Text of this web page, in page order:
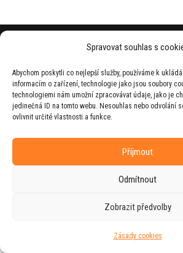
Spravovat souhlas s
Abychom poskytli co nejlepší služby, používáme k
informacím o zařízení, technologie jako jsou soubory
technologiemi nám umožní zpracovávat údaje, jako je
jedinečná ID na tomto webu. Nesouhlas nebo odvolání
ovlivnit určité vlastnosti a funkce.
Příjmout
Odmítnout
Zobrazit předvolby
Zásady cookies
© 2026 Jiří Horecký – Osobní
Web vytvořila firmaRUDIve
agenturouZEST